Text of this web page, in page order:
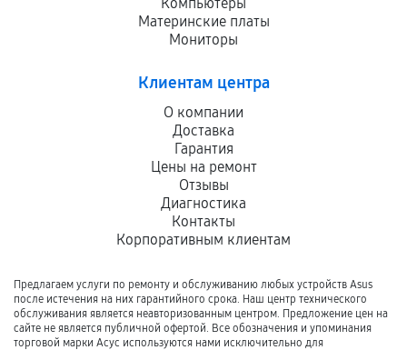
Материнские платы
Мониторы
Клиентам центра
О компании
Доставка
Гарантия
Цены на ремонт
Отзывы
Диагностика
Контакты
Корпоративным клиентам
Предлагаем услуги по ремонту и обслуживанию любых устройств Asus
после истечения на них гарантийного срока. Наш центр технического
обслуживания является неавторизованным центром. Предложение цен на
сайте не является публичной офертой. Все обозначения и упоминания
торговой марки Асус используются нами исключительно для